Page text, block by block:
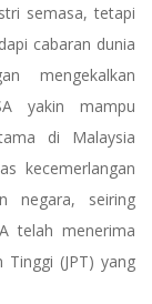
semasa, tetapi
cabaran dunia
mengekalkan
yakin mampu
di Malaysia
kecemerlangan
negara, seiring
telah menerima
Tinggi (JPT) yang